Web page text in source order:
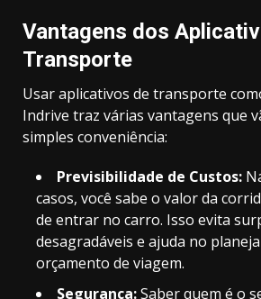
Vantagens dos
Transporte
Usar aplicativos de transporte
Indrive traz várias vantagens que
simples conveniência:
Previsibilidade de Custos:
casos, você sabe o valor da
de entrar no carro. Isso evita
desagradáveis e ajuda no
orçamento de viagem.
Segurança:Saber quem é o